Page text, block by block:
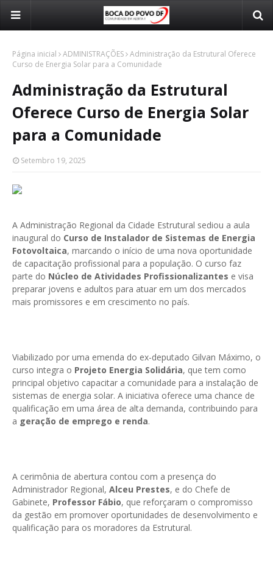
Página inicial ADMINISTRAÇÕES Administração da Estrutural Oferece
Curso de Energia Solar para a Comunidade
Administração da Estrutural
Oferece Curso de Energia Solar
para a Comunidade
Setembro 19, 2025
A Administração Regional da Cidade Estrutural sediou a aula
inaugural do Curso de Instalador de Sistemas de Energia
Fotovoltaica, marcando o início de uma nova oportunidade
de capacitação profissional para a população. O curso faz
parte do Núcleo de Atividades Profissionalizantes e visa
preparar jovens e adultos para atuar em um dos mercados
mais promissores e em crescimento no país.
Viabilizado por uma emenda do ex-deputado Gilvan Máximo, o
curso integra o Projeto Energia Solidária, que tem como
principal objetivo capacitar a comunidade para a instalação de
sistemas de energia solar. A iniciativa oferece uma chance de
qualificação em uma área de alta demanda, contribuindo para
a geração de emprego e renda.
A cerimônia de abertura contou com a presença do
Administrador Regional, Alceu Prestes, e do Chefe de
Gabinete, Professor Fábio, que reforçaram o compromisso
da gestão em promover oportunidades de desenvolvimento e
qualificação para os moradores da Estrutural.